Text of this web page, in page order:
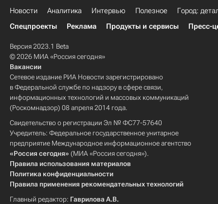
Новости Аналитика Интервью Полезное
Город:
Спецпроекты
Реклама Продукты и сервисы Пресс-
Версия 2023.1 Beta
© 2026 МИА «Россия сегодня»
Вакансии
Сетевое издание РИА Новости зарегистрировано
в Федеральной службе по надзору в сфере связи,
информационных технологий и массовых коммуникаций
(Роскомнадзор) 08 апреля 2014 года.
Свидетельство о регистрации Эл № ФС77-57640
Учредитель: Федеральное государственное унитарное
предприятие Международное информационное агентство
«Россия сегодня» (МИА «Россия сегодня»).
Правила использования материалов
Политика конфиденциальности
Правила применения рекомендательных технологий
Главный редактор: Гаврилова А.В.